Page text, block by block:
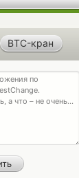
BTC-кран